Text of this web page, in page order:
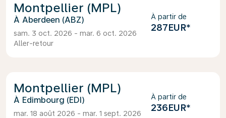
Montpellier (MPL)
Aberdeen (ABZ)
sam. 3 oct. 2026 - mar. 6 oct. 2026
Aller-retour
À partir de
287EUR*
Montpellier (MPL)
Edimbourg (EDI)
mar. 18 août 2026 - mar. 1 sept. 2026
À partir de
236EUR*